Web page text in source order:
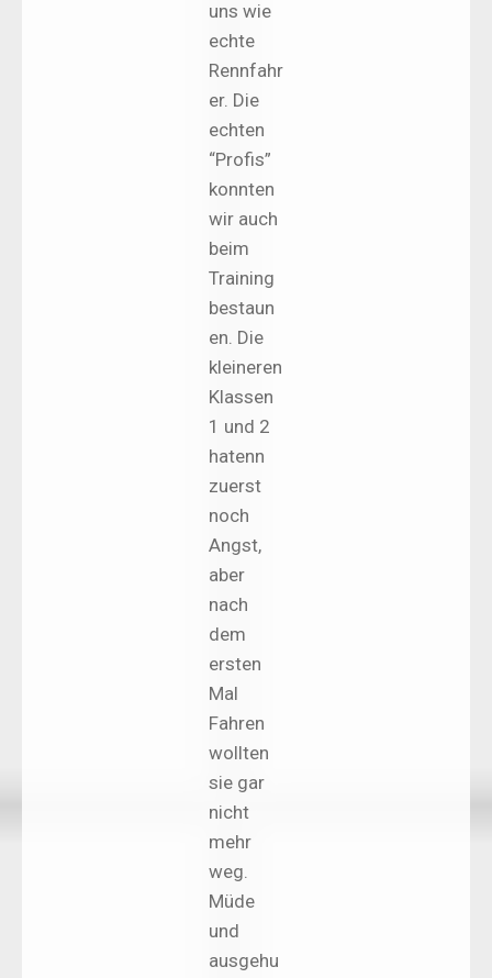
uns wie
echte
Rennfahr
er. Die
echten
“Profis”
konnten
wir auch
beim
Training
bestaun
en. Die
kleineren
Klassen
1 und 2
hatenn
zuerst
noch
Angst,
aber
nach
dem
ersten
Mal
Fahren
wollten
sie gar
nicht
mehr
weg.
Müde
und
ausgehu